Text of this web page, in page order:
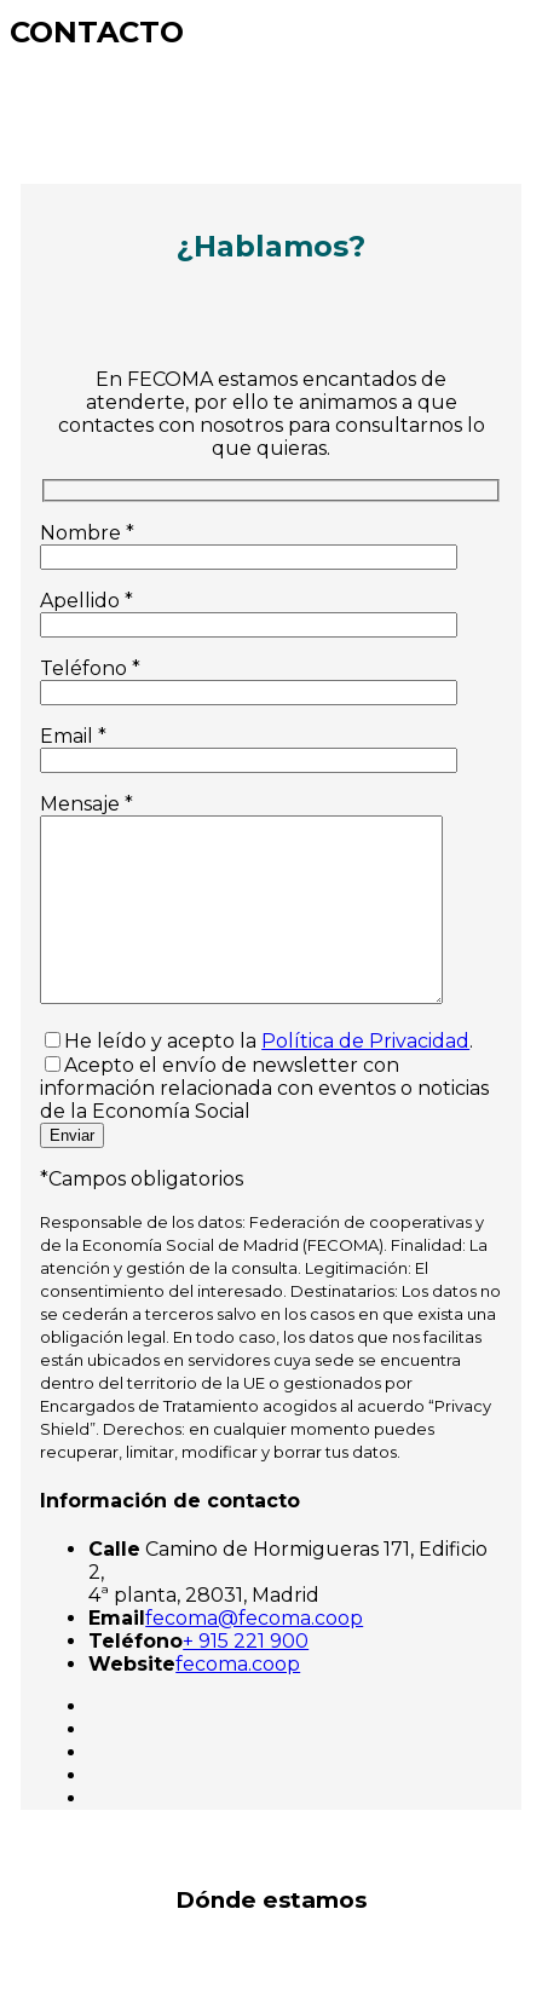
CONTACTO
¿Hablamos?
En FECOMA estamos encantados de
atenderte, por ello te animamos a que
contactes con nosotros para consultarnos lo
que quieras.
Nombre *
Apellido *
Teléfono *
Email *
Mensaje *
He leído y acepto la Política de Privacidad .
Acepto el envío de newsletter con
información relacionada con eventos o noticias
de la Economía Social
*Campos obligatorios
Responsable de los datos: Federación de cooperativas y
de la Economía Social de Madrid (FECOMA). Finalidad: La
atención y gestión de la consulta. Legitimación: El
consentimiento del interesado. Destinatarios: Los datos no
se cederán a terceros salvo en los casos en que exista una
obligación legal. En todo caso, los datos que nos facilitas
están ubicados en servidores cuya sede se encuentra
dentro del territorio de la UE o gestionados por
Encargados de Tratamiento acogidos al acuerdo “Privacy
Shield”. Derechos: en cualquier momento puedes
recuperar, limitar, modificar y borrar tus datos.
Información de contacto
Calle Camino de Hormigueras 171, Edificio
2,
4ª planta, 28031, Madrid
Emailfecoma@fecoma.coop
Teléfono+ 915 221 900
Websitefecoma.coop
Dónde estamos